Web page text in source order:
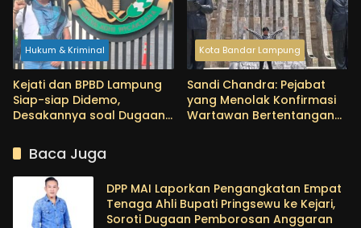
Hukum & Kriminal
Kejati dan BPBD Lampung
Siap-siap Didemo,
Desakannya soal Dugaan
Bersih 2025-2026
Kota Bandar Lampung
Sandi Chandra: Pejabat
yang Menolak Konfirmasi
Wartawan Bertentangan
Baca Juga
DPP MAI Laporkan Pengangkatan Empat
Tenaga Ahli Bupati Pringsewu ke Kejari,
Soroti Dugaan Pemborosan Anggaran